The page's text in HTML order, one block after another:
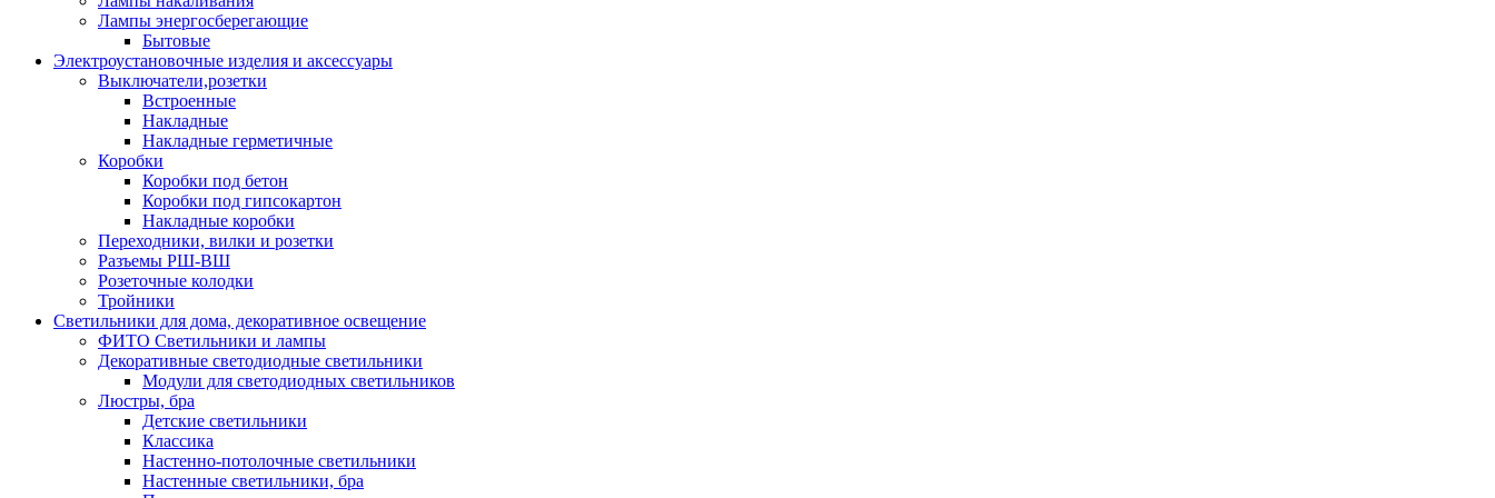
Лампы энергосберегающие
Бытовые
Электроустановочные изделия и аксессуары
Выключатели,розетки
Встроенные
Накладные
Накладные герметичные
Коробки
Коробки под бетон
Коробки под гипсокартон
Накладные коробки
Переходники, вилки и розетки
Разъемы РШ-ВШ
Розеточные колодки
Тройники
Светильники для дома, декоративное освещение
ФИТО Светильники и лампы
Декоративные светодиодные светильники
Модули для светодиодных светильников
Люстры, бра
Детские светильники
Классика
Настенно-потолочные светильники
Настенные светильники, бра